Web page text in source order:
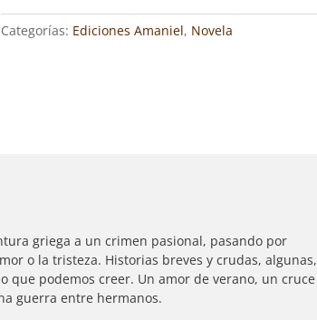
DE
SEGURA
Categorías: Ediciones Amaniel, Novela
griega a un crimen pasional, pasando por
o la tristeza. Historias breves y crudas, algunas,
que podemos creer. Un amor de verano, un cruce
guerra entre hermanos.